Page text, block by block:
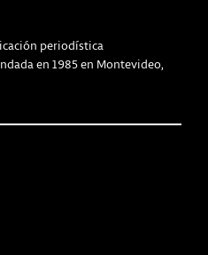
periodística
en 1985 en Montevideo,